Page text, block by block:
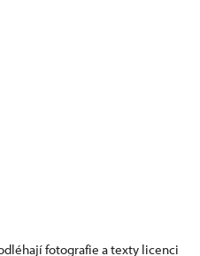
fotografie a texty licenci